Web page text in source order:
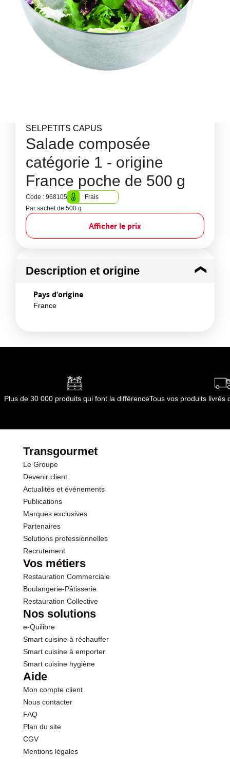
SELPETITS CAPUS
Salade composée
catégorie 1 - origine
France poche de 500 g
Code : 968105
Frais
Par sachet de 500 g
Afficher le prix
Description et origine
Pays d'origine
France
Plus de 30 000 produits qui font la différenceTous vos produits livrés
Transgourmet
Le Groupe
Devenir client
Actualités et événements
Publications
Marques exclusives
Partenaires
Solutions professionnelles
Recrutement
Vos métiers
Restauration Commerciale
Boulangerie-Pâtisserie
Restauration Collective
Nos solutions
e-Quilibre
Smart cuisine à réchauffer
Smart cuisine à emporter
Smart cuisine hygiène
Aide
Mon compte client
Nous contacter
FAQ
Plan du site
CGV
Mentions légales